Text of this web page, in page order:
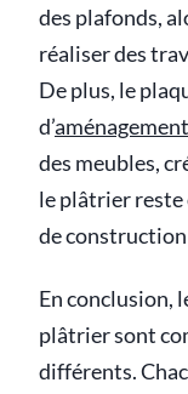
des plafonds,
réaliser des
De plus, le
d’
des meubles,
le plâtrier reste
de
En conclusion,
plâtrier sont
différents.